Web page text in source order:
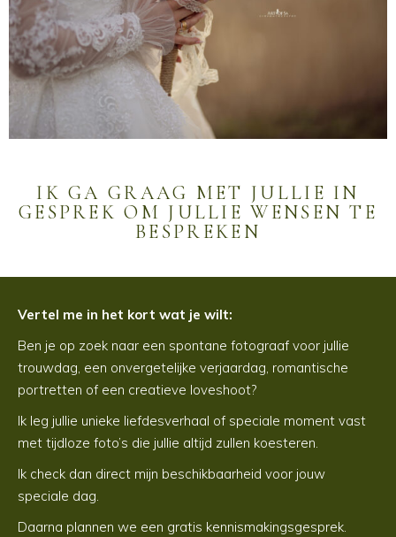
IK GA GRAAG MET JULLIE IN
GESPREK OM JULLIE WENSEN TE
BESPREKEN
Vertel me in het kort wat je wilt:
Ben je op zoek naar een spontane fotograaf voor jullie
trouwdag, een onvergetelijke verjaardag, romantische
portretten of een creatieve loveshoot?
Ik leg jullie unieke liefdesverhaal of speciale moment vast
met tijdloze foto’s die jullie altijd zullen koesteren.
Ik check dan direct mijn beschikbaarheid voor jouw
speciale dag.
Daarna plannen we een gratis kennismakingsgesprek.